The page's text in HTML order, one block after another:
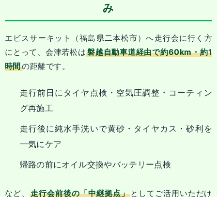
み
エビスサーキット（福島県二本松市）へ走行会に行く方
にとって、会津若松は 磐越自動車道経由で約60km・約1
時間の距離です。
走行前日にタイヤ点検・空気圧調整・コーティン
グ再施工
走行後に純水手洗いで黄砂・タイヤカス・砂利を
一気にケア
帰路の前にオイル交換やバッテリー点検
など、 走行会前後の「中継拠点」としてご活用いただけ